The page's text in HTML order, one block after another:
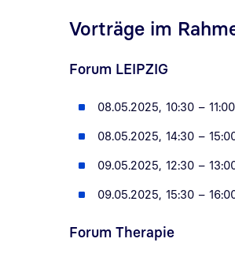
Vorträge im
Forum LEIPZIG
08.05.2025, 10:30 –
08.05.2025, 14:30 –
09.05.2025, 12:30 –
09.05.2025, 15:30 –
Forum Therapie